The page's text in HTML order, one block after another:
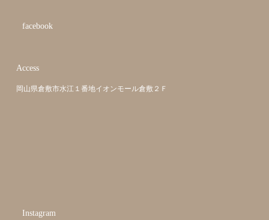
facebook
Access
岡山県倉敷市水江１番地イオンモール倉敷２Ｆ
Instagram